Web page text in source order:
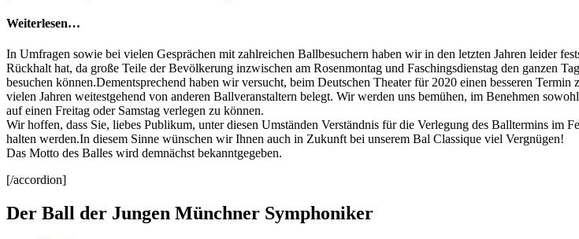
Weiterlesen…
In Umfragen sowie bei vielen Gesprächen mit zahlreichen Ballbesuchern haben wir in den letzten Jahren leider
Rückhalt hat, da große Teile der Bevölkerung inzwischen am Rosenmontag und Faschingsdienstag den ganzen
besuchen können.Dementsprechend haben wir versucht, beim Deutschen Theater für 2020 einen besseren
vielen Jahren weitestgehend von anderen Ballveranstaltern belegt. Wir werden uns bemühen, im Benehmen
auf einen Freitag oder Samstag verlegen zu können.
Wir hoffen, dass Sie, liebes Publikum, unter diesen Umständen Verständnis für die Verlegung des Balltermins im
halten werden.In diesem Sinne wünschen wir Ihnen auch in Zukunft bei unserem Bal Classique viel Vergnügen!
Das Motto des Balles wird demnächst bekanntgegeben.
[/accordion]
Der Ball der Jungen Münchner Symphoniker